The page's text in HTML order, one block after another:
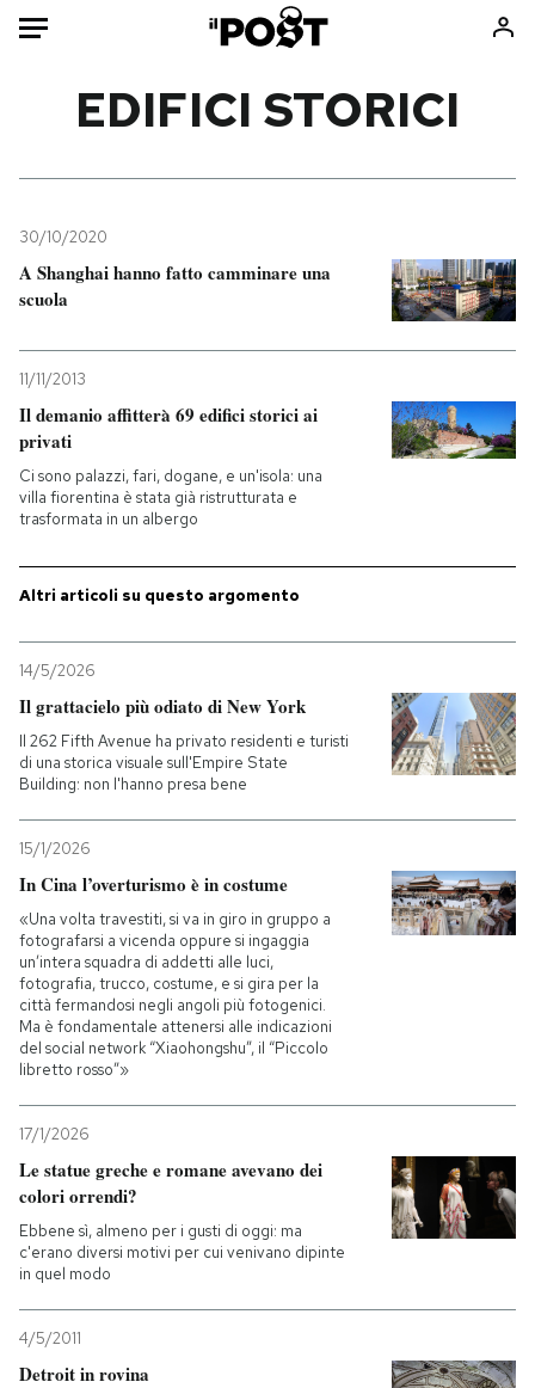
Mondo
Politica
Scienza
Cultura
Sport
Consumismi
Europa
Mondiali calcio 2026
PODCAST
NEWSLETTER
I MIEI PREFERITI
SHOP
CALENDARIO
AREA PERSONALE
Entra
EDIFICI STORICI
30/10/2020
A Shanghai hanno fatto camminare una
scuola
11/11/2013
Il demanio affitterà 69 edifici storici ai
privati
Ci sono palazzi, fari, dogane, e un'isola: una
villa fiorentina è stata già ristrutturata e
trasformata in un albergo
Altri articoli su questo argomento
14/5/2026
Il grattacielo più odiato di New York
Il 262 Fifth Avenue ha privato residenti e turisti
di una storica visuale sull'Empire State
Building: non l'hanno presa bene
15/1/2026
In Cina l’overturismo è in costume
«Una volta travestiti, si va in giro in gruppo a
fotografarsi a vicenda oppure si ingaggia
un’intera squadra di addetti alle luci,
fotografia, trucco, costume, e si gira per la
città fermandosi negli angoli più fotogenici.
Ma è fondamentale attenersi alle indicazioni
del social network “Xiaohongshu”, il “Piccolo
libretto rosso”»
17/1/2026
Le statue greche e romane avevano dei
colori orrendi?
Ebbene sì, almeno per i gusti di oggi: ma
c'erano diversi motivi per cui venivano dipinte
in quel modo
4/5/2011
Detroit in rovina